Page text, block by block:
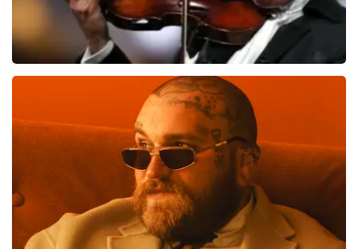
laatste 30 minuten
BESTEL NU